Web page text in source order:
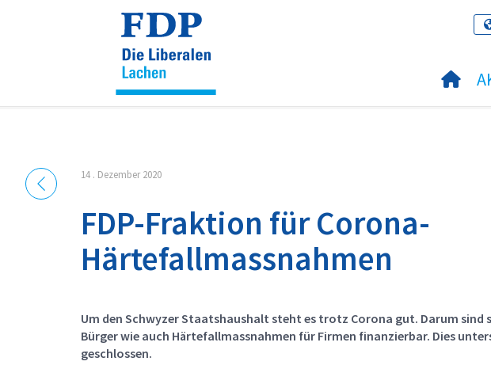
14 . Dezember 2020
FDP-Fraktion für Corona-
Härtefallmassnahmen
Um den Schwyzer Staatshaushalt steht es trotz Corona gut. Darum sind
Bürger wie auch Härtefallmassnahmen für Firmen finanzierbar. Dies
geschlossen.